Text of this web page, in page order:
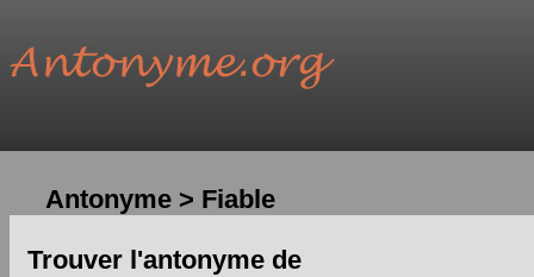
Antonyme > Fiable
Trouver l'antonyme de